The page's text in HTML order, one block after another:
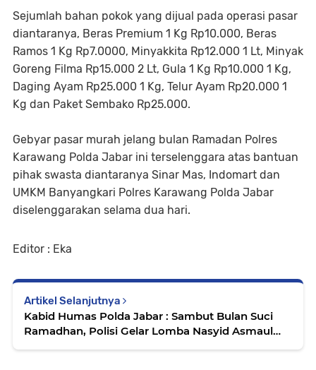
Sejumlah bahan pokok yang dijual pada operasi pasar
diantaranya, Beras Premium 1 Kg Rp10.000, Beras
Ramos 1 Kg Rp7.0000, Minyakkita Rp12.000 1 Lt, Minyak
Goreng Filma Rp15.000 2 Lt, Gula 1 Kg Rp10.000 1 Kg,
Daging Ayam Rp25.000 1 Kg, Telur Ayam Rp20.000 1
Kg dan Paket Sembako Rp25.000.
Gebyar pasar murah jelang bulan Ramadan Polres
Karawang Polda Jabar ini terselenggara atas bantuan
pihak swasta diantaranya Sinar Mas, Indomart dan
UMKM Banyangkari Polres Karawang Polda Jabar
diselenggarakan selama dua hari.
Editor : Eka
Artikel Selanjutnya
Kabid Humas Polda Jabar : Sambut Bulan Suci
Ramadhan, Polisi Gelar Lomba Nasyid Asmaul